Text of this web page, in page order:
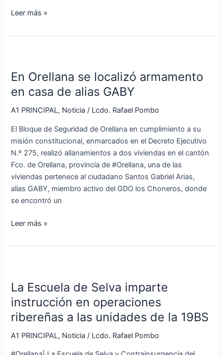
Leer más »
En Orellana se localizó armamento
en casa de alias GABY
A1 PRINCIPAL, Noticia / Lcdo. Rafael Pombo
El Bloque de Seguridad de Orellana en cumplimiento a su
misión constitucional, enmarcados en el Decreto Ejecutivo
N.º 275, realizó allanamientos a dos viviendas en el cantón
Fco. de Orellana, provincia de #Orellana, una de las
viviendas pertenece al ciudadano Santos Gabriel Arias,
alias GABY, miembro activo del GDO los Choneros, donde
se encontró un
se
localizó
en
Leer más »
La Escuela de Selva imparte
instrucción en operaciones
ribereñas a las unidades de la 19BS
A1 PRINCIPAL, Noticia / Lcdo. Rafael Pombo
de
Selva
imparte
instrucción
en